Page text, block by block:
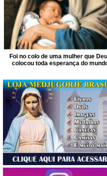
Foi no colo de uma mulher que
colocou toda esperança do